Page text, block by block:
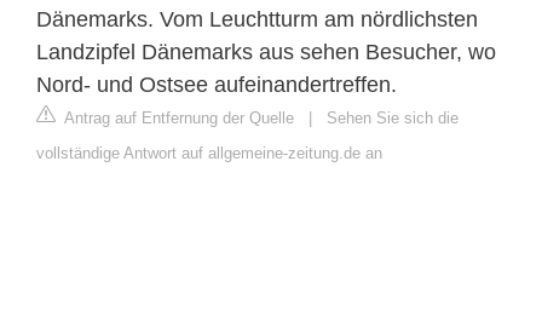
Dänemarks. Vom Leuchtturm am nördlichsten
Landzipfel Dänemarks aus sehen Besucher, wo
Nord- und Ostsee aufeinandertreffen.
Antrag auf Entfernung der Quelle | Sehen Sie sich die
vollständige Antwort auf allgemeine-zeitung.de an